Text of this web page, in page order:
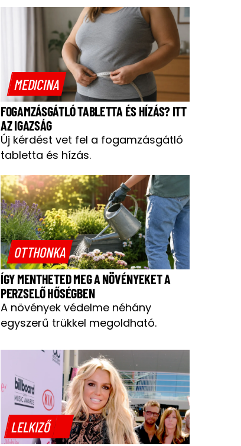
MEDICINA
FOGAMZÁSGÁTLÓ TABLETTA ÉS HÍZÁS? ITT
AZ IGAZSÁG
Új kérdést vet fel a fogamzásgátló
tabletta és hízás.
OTTHONKA
ÍGY MENTHETED MEG A NÖVÉNYEKET A
PERZSELŐ HŐSÉGBEN
A növények védelme néhány
egyszerű trükkel megoldható.
LELKIZŐ